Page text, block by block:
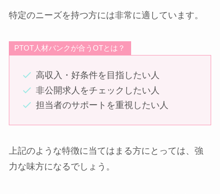
特定のニーズを持つ方には非常に適しています。
PTOT人材バンクが合うOTとは？
高収入・好条件を目指したい人
非公開求人をチェックしたい人
担当者のサポートを重視したい人
上記のような特徴に当てはまる方にとっては、強
力な味方になるでしょう。